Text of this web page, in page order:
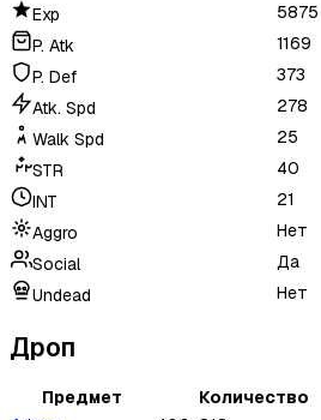
Exp
5875
P. Atk
1169
P. Def
373
Atk. Spd
278
Walk Spd
25
STR
40
INT
21
Aggro
Нет
Social
Да
Undead
Нет
Дроп
Предмет Количество